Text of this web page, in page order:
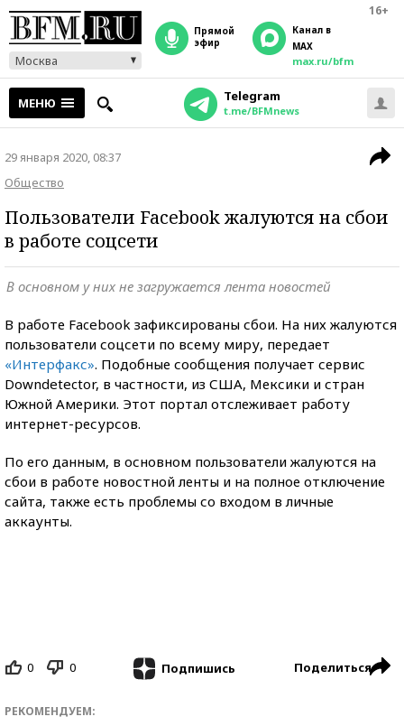
16+
Москва
прямой
эфир
Канал в
MAX
max.ru/bfm
МЕНЮ Telegram
t.me/BFMnews
29 января 2020, 08:37
Общество
Пользователи Facebook жалуются на сбои
в работе соцсети
В основном у них не загружается лента новостей
В работе Facebook зафиксированы сбои. На них жалуются
пользователи соцсети по всему миру, передает
«Интерфакс». Подобные сообщения получает сервис
Downdetector, в частности, из США, Мексики и стран
Южной Америки. Этот портал отслеживает работу
интернет-ресурсов.
По его данным, в основном пользователи жалуются на
сбои в работе новостной ленты и на полное отключение
сайта, также есть проблемы со входом в личные
аккаунты.
0 0 Подпишись Поделиться
РЕКОМЕНДУЕМ: